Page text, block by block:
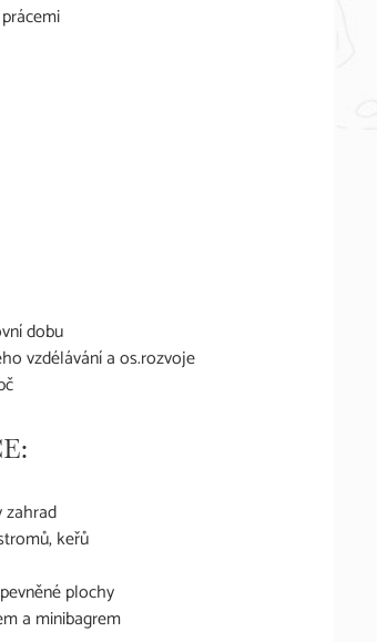
dobu
vzdélávání a os.rozvoje
zahrad
keřů
plochy
a minibagrem